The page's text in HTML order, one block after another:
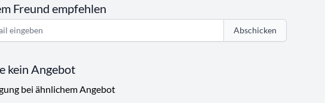
Freund empfehlen
Abschicken
kein Angebot
bei ähnlichem Angebot